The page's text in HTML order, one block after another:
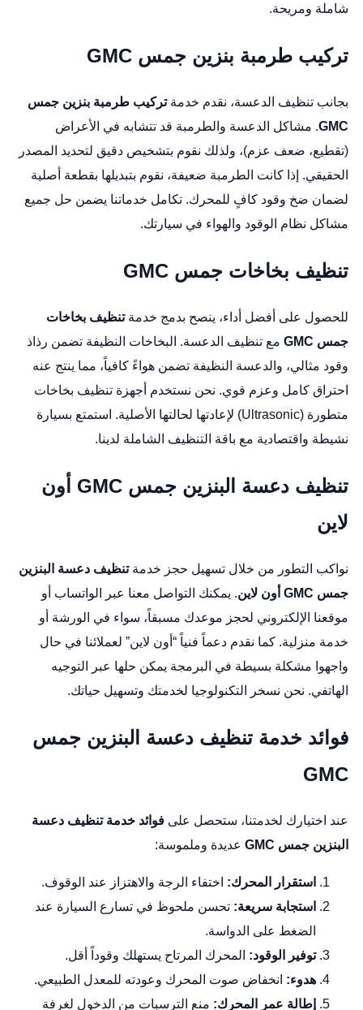
شاملة ومريحة.
تركيب طرمبة بنزين جمس GMC
بجانب تنظيف الدعسة، نقدم خدمةتركيب طرمبة بنزين جمس
GMC. مشاكل الدعسة والطرمبة قد تتشابه في الأعراض
(تقطيع، ضعف عزم)، ولذلك نقوم بتشخيص دقيق لتحديد المصدر
الحقيقي. إذا كانت الطرمبة ضعيفة، نقوم بتبديلها بقطعة أصلية
لضمان ضخ وقود كافٍ للمحرك. تكامل خدماتنا يضمن حل جميع
مشاكل نظام الوقود والهواء في سيارتك.
تنظيف بخاخات جمس GMC
للحصول على أفضل أداء، ينصح بدمج خدمةتنظيف بخاخات
جمس GMC
مع تنظيف الدعسة. البخاخات النظيفة تضمن رذاذ
وقود مثالي، والدعسة النظيفة تضمن هواءً كافياً، مما ينتج عنه
احتراق كامل وعزم قوي. نحن نستخدم أجهزة تنظيف بخاخات
متطورة (Ultrasonic) لإعادتها لحالتها الأصلية. استمتع بسيارة
نشيطة واقتصادية مع باقة التنظيف الشاملة لدينا.
تنظيف دعسة البنزين جمس GMC أون
لاين
نواكب التطور من خلال تسهيل حجز خدمةتنظيف دعسة البنزين
جمس GMC أون لاين
. يمكنك التواصل معنا عبر الواتساب أو
موقعنا الإلكتروني لحجز موعدك مسبقاً، سواء في الورشة أو
خدمة منزلية. كما نقدم دعماً فنياً “أون لاين” لعملائنا في حال
واجهوا مشكلة بسيطة في البرمجة يمكن حلها عبر التوجيه
الهاتفي. نحن نسخر التكنولوجيا لخدمتك وتسهيل حياتك.
فوائد خدمة تنظيف دعسة البنزين جمس
GMC
عند اختيارك لخدمتنا، ستحصل على فوائد خدمة تنظيف دعسة
البنزين جمس GMC
عديدة وملموسة:
استقرار المحرك: اختفاء الرجة والاهتزاز عند الوقوف.
استجابة سريعة: تحسن ملحوظ في تسارع السيارة عند
الضغط على الدواسة.
توفير الوقود: المحرك المرتاح يستهلك وقوداً أقل.
هدوء: انخفاض صوت المحرك وعودته للمعدل الطبيعي.
إطالة عمر المحرك: منع الترسبات من الدخول لغرفة